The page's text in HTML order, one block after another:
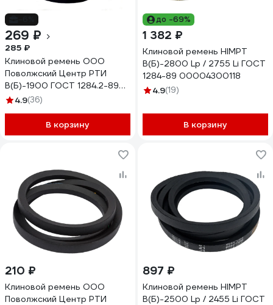
269 ₽
285 ₽
Клиновой ремень ООО
Поволжский Центр РТИ
В(Б)-1900 ГОСТ 1284.2-89
2.003.025
4.9(36)
В корзину
до -69%
1 382 ₽
Клиновой ремень HIMPT
В(Б)-2800 Lp / 2755 Li ГОСТ
1284-89 00004300118
4.9(19)
В корзину
210 ₽
Клиновой ремень ООО
Поволжский Центр РТИ
897 ₽
Клиновой ремень HIMPT
В(Б)-2500 Lp / 2455 Li ГОСТ